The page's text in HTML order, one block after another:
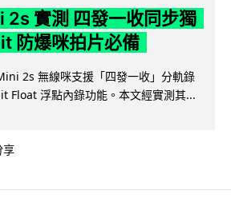
實測 四發一收同步獨
防爆咪拍片必備
2s 無線咪支援「四發一收」分軌錄
Float 浮點內錄功能。本文經實測其...
享